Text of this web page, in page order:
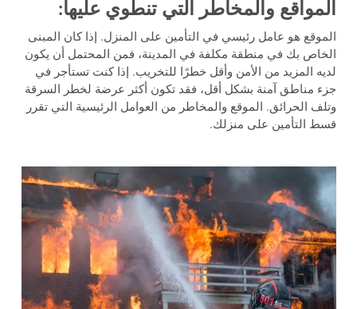
المواقع والمخاطر التي تنطوي عليها:
الموقع هو عامل رئيسي في التأمين على المنزل. إذا كان المبنى
الخاص بك في منطقة مكلفة في المدينة، فمن المحتمل أن يكون
لديه المزيد من الأمن وأقل خطرًا للتخريب. إذا كنت تستأجر في
جزء مناطق آمنة بشكل أقل، فقد تكون أكثر عرضة لخطر السرقة
وتلف الحرائق. الموقع والمخاطر من العوامل الرئيسية التي تقرر
قسط التأمين على منزلك.